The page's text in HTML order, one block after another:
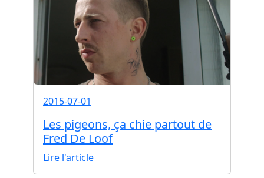
2015-07-01
Les pigeons, ça chie partout de
Fred De Loof
Lire l'article